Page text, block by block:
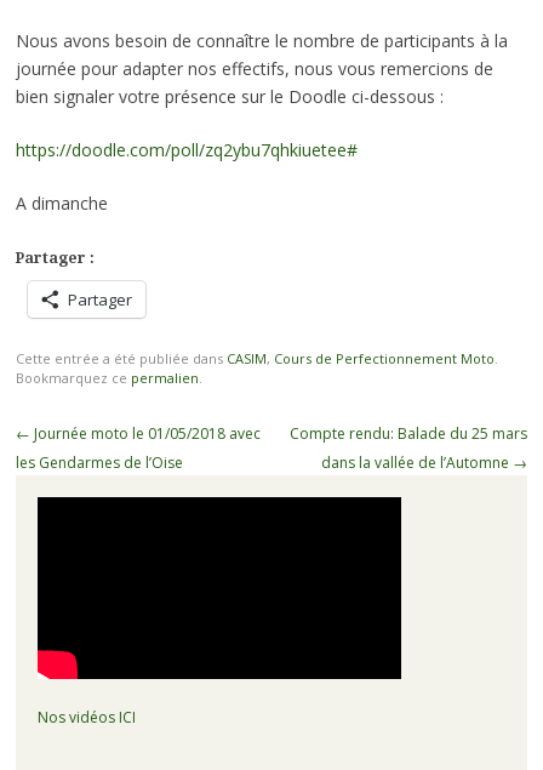
Nous avons besoin de connaître le nombre de participants à la
journée pour adapter nos effectifs, nous vous remercions de
bien signaler votre présence sur le Doodle ci-dessous :
https://doodle.com/poll/zq2ybu7qhkiuetee#
A dimanche
Partager :
Partager
Cette entrée a été publiée dans CASIM, Cours de Perfectionnement Moto
Bookmarquez ce permalien
Navigation
des
← Journée moto le 01/05/2018 avec
les Gendarmes de l’Oise
Compte rendu: Balade du 25 mars
dans la vallée de l’Automne →
Nos vidéos ICI